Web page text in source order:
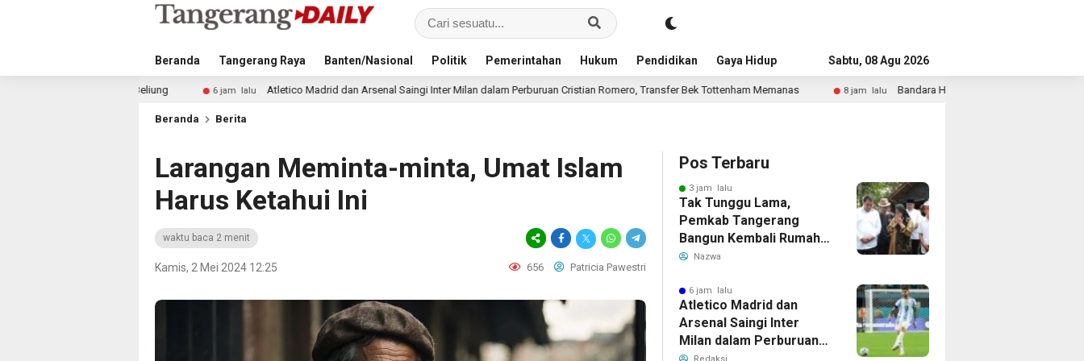
Beranda Tangerang Raya Banten/Nasional Politik Pemerintahan Hukum Pendidikan Gaya Hidup AdvertorialSabtu, 08 Agu 2026
Atletico Madrid dan Arsenal Saingi Inter Milan dalam Perburuan Cristian Romero, Transfer Bek Tottenham Memanas 8 jam lalu Bandara Husein Sastranegara Kembali Layani Pesawat Jet Mulai 14
Beranda Berita
Larangan Meminta-minta, Umat Islam
Harus Ketahui Ini
waktu baca 2 menit
Kamis, 2 Mei 2024 12:25 656 Patricia Pawestri
Pos Terbaru
3 jam lalu
Tak Tunggu Lama,
Pemkab Tangerang
Bangun Kembali Rumah
Warga yang Roboh
Nazwa
6 jam lalu
Atletico Madrid dan
Arsenal Saingi Inter
Milan dalam Perburuan